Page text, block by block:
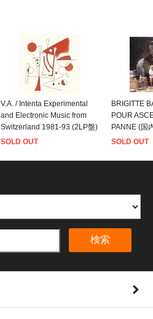
V.A. / Intenta Experimental
and Electronic Music from
Switzerland 1981-93 (2LP盤)
SOLD OUT
BRIGITTE
POUR
PANNE (国
SOLD OUT
検索